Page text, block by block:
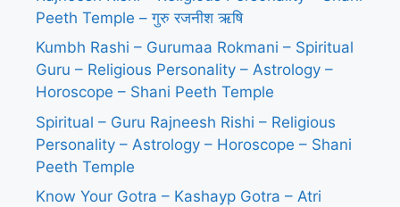
Peeth Temple – गुरु रजनीश ऋषि
Kumbh Rashi – Gurumaa Rokmani – Spiritual
Guru – Religious Personality – Astrology –
Horoscope – Shani Peeth Temple
Spiritual – Guru Rajneesh Rishi – Religious
Personality – Astrology – Horoscope – Shani
Peeth Temple
Know Your Gotra – Kashayp Gotra – Atri